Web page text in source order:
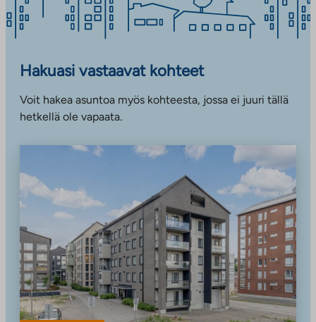
Hakuasi vastaavat kohteet
Voit hakea asuntoa myös kohteesta, jossa ei juuri tällä
hetkellä ole vapaata.